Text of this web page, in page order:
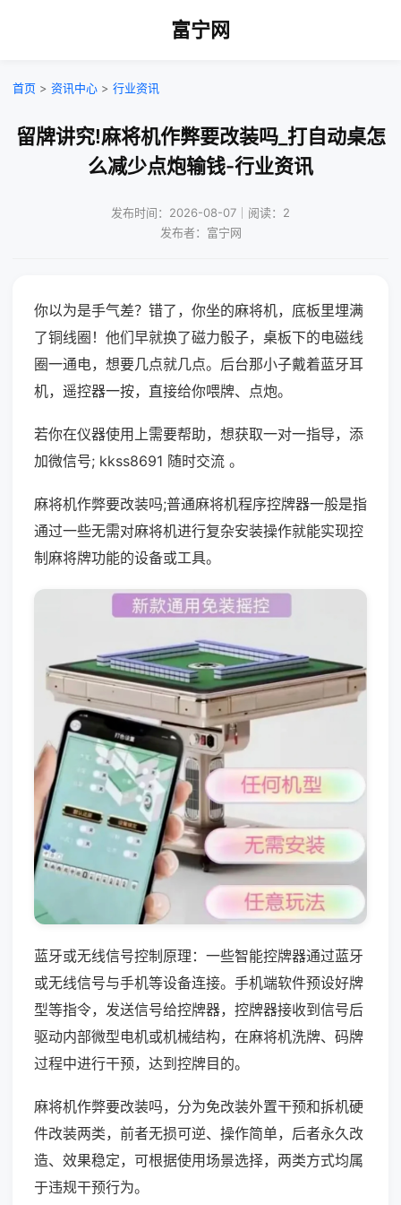
富宁网
首页 > 资讯中心 > 行业资讯
留牌讲究!麻将机作弊要改装吗_打自动桌怎
么减少点炮输钱-行业资讯
发布时间：2026-08-07｜阅读：2
发布者：富宁网
你以为是手气差？错了，你坐的麻将机，底板里埋满
了铜线圈！他们早就换了磁力骰子，桌板下的电磁线
圈一通电，想要几点就几点。后台那小子戴着蓝牙耳
机，遥控器一按，直接给你喂牌、点炮。
若你在仪器使用上需要帮助，想获取一对一指导，添
加微信号; kkss8691 随时交流 。
麻将机作弊要改装吗;普通麻将机程序控牌器一般是指
通过一些无需对麻将机进行复杂安装操作就能实现控
制麻将牌功能的设备或工具。
蓝牙或无线信号控制原理：一些智能控牌器通过蓝牙
或无线信号与手机等设备连接。手机端软件预设好牌
型等指令，发送信号给控牌器，控牌器接收到信号后
驱动内部微型电机或机械结构，在麻将机洗牌、码牌
过程中进行干预，达到控牌目的。
麻将机作弊要改装吗，分为免改装外置干预和拆机硬
件改装两类，前者无损可逆、操作简单，后者永久改
造、效果稳定，可根据使用场景选择，两类方式均属
于违规干预行为。